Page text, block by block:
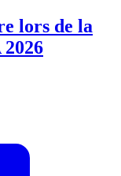
lors de la